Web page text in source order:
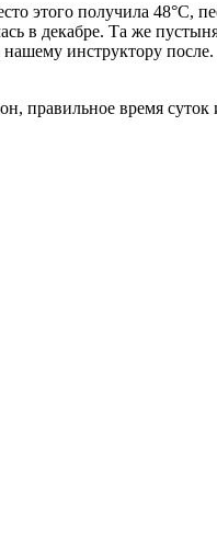
этого получила 48°C,
в декабре. Та же
инструктору
правильное время